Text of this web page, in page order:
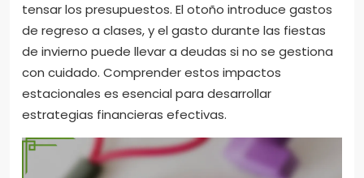
tensar los presupuestos. El otoño introduce gastos
de regreso a clases, y el gasto durante las fiestas
de invierno puede llevar a deudas si no se gestiona
con cuidado. Comprender estos impactos
estacionales es esencial para desarrollar
estrategias financieras efectivas.